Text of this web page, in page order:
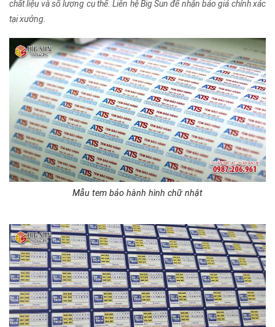
chất liệu và số lượng cụ thể. Liên hệ Big Sun để nhận báo giá chính xác
tại xưởng.
Mẫu tem bảo hành hình chữ nhật